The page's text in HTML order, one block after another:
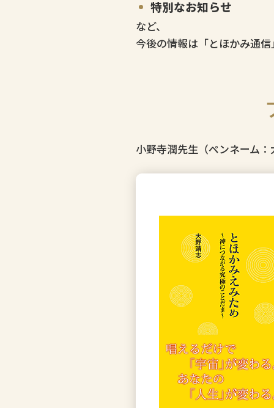
特別なお知らせ
など、
今後の情報は「とほかみ通
小野寺潤先生（ペンネーム